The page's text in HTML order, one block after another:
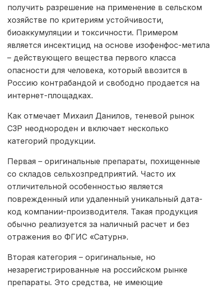
получить разрешение на применение в сельском
хозяйстве по критериям устойчивости,
биоаккумуляции и токсичности. Примером
является инсектицид на основе изофенфос-метила
– действующего вещества первого класса
опасности для человека, который ввозится в
Россию контрабандой и свободно продается на
интернет-площадках.
Как отмечает Михаил Данилов, теневой рынок
СЗР неоднороден и включает несколько
категорий продукции.
Первая – оригинальные препараты, похищенные
со складов сельхозпредприятий. Часто их
отличительной особенностью является
поврежденный или удаленный уникальный дата-
код компании-производителя. Такая продукция
обычно реализуется за наличный расчет и без
отражения во ФГИС «Сатурн».
Вторая категория – оригинальные, но
незарегистрированные на российском рынке
препараты. Это средства, не имеющие